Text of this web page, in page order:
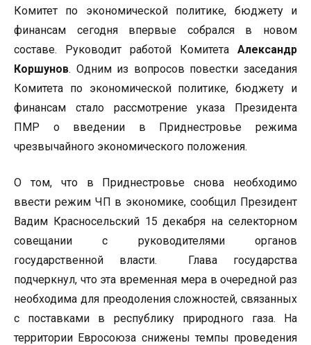
Комитет по экономической политике, бюджету и
финансам сегодня впервые собрался в новом
составе. Руководит работой Комитета Александр
Коршунов. Одним из вопросов повестки заседания
Комитета по экономической политике, бюджету и
финансам стало рассмотрение указа Президента
ПМР о введении в Приднестровье режима
чрезвычайного экономического положения.
О том, что в Приднестровье снова необходимо
ввести режим ЧП в экономике, сообщил Президент
Вадим Красносельский 15 декабря на селекторном
совещании с руководителями органов
государственной власти. Глава государства
подчеркнул, что эта временная мера в очередной раз
необходима для преодоления сложностей, связанных
с поставками в республику природного газа. На
территории Евросоюза снижены темпы проведения